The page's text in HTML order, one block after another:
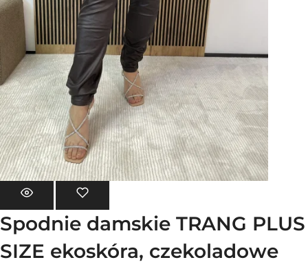
Spodnie damskie TRANG PLUS
SIZE ekoskóra, czekoladowe